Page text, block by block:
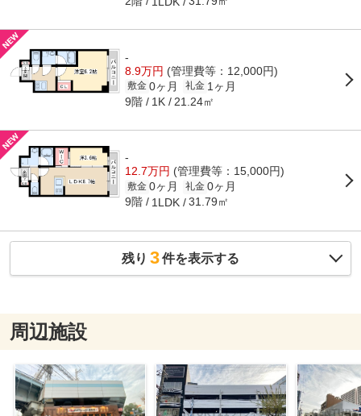
-
8.9万円 (管理費等：12,000円)
敷金 0ヶ月 礼金 1ヶ月
9階 1K 21.24㎡
-
12.7万円 (管理費等：15,000円)
敷金 0ヶ月 礼金 0ヶ月
9階 1LDK 31.79㎡
残り 3件を表示する
周辺施設